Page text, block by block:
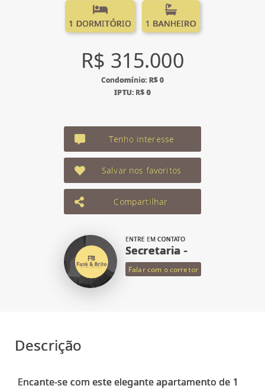
1 DORMITÓRIO 1 BANHEIRO
R$ 315.000
Condomínio: R$ 0
IPTU: R$ 0
Tenho interesse
Salvar nos favoritos
Compartilhar
ENTRE EM CONTATO
Secretaria -
Falar com o corretor
Descrição
Encante-se com este elegante apartamento de 1